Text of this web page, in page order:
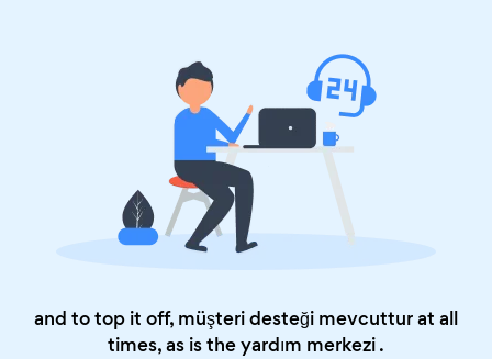
and to top it off, müşteri desteği mevcuttur at all
times, as is theyardım merkezi.